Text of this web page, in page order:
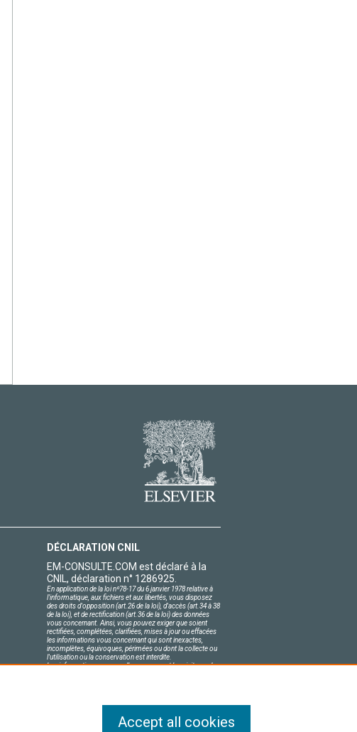
DÉCLARATION CNIL
EM-CONSULTE.COM est déclaré à la
CNIL, déclaration n° 1286925.
En application de la loi nº78-17 du 6 janvier 1978 relative à
l'informatique, aux fichiers et aux libertés, vous disposez
des droits d'opposition (art.26 de la loi), d'accès (art.34 à 38
de la loi), et de rectification (art.36 de la loi) des données
vous concernant. Ainsi, vous pouvez exiger que soient
rectifiées, complétées, clarifiées, mises à jour ou effacées
les informations vous concernant qui sont inexactes,
incomplètes, équivoques, périmées ou dont la collecte ou
l'utilisation ou la conservation est interdite.
Les informations personnelles concernant les visiteurs de
Accept all cookies